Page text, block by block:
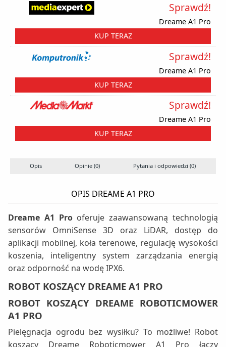
Dreame A1 Pro
Sprawdź!
KUP TERAZ
Dreame A1 Pro
Sprawdź!
KUP TERAZ
Dreame A1 Pro
Sprawdź!
KUP TERAZ
Opis Opinie (0) Pytania i odpowiedzi (0)
OPIS DREAME A1 PRO
Dreame A1 Prooferuje zaawansowaną technologią
sensorów OmniSense 3D oraz LiDAR, dostęp do
aplikacji mobilnej, koła terenowe, regulację wysokości
koszenia, inteligentny system zarządzania energią
oraz odporność na wodę IPX6.
ROBOT KOSZĄCY DREAME A1 PRO
ROBOT KOSZĄCY DREAME ROBOTICMOWER
A1 PRO
Pielęgnacja ogrodu bez wysiłku? To możliwe! Robot
koszący Dreame Roboticmower A1 Pro łączy